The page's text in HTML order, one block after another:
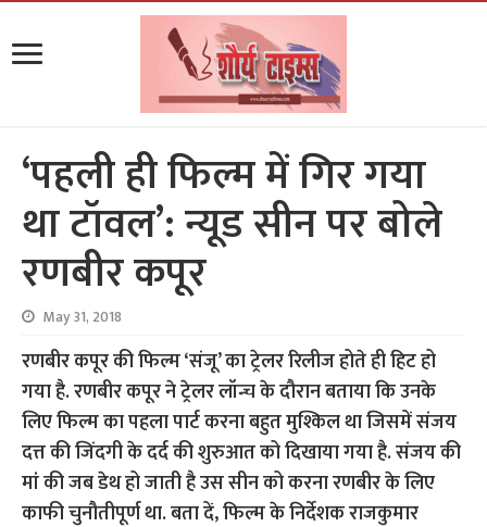
‘पहली ही फिल्म में गिर गया
था टॉवल’: न्यूड सीन पर बोले
रणबीर कपूर
May 31, 2018
रणबीर कपूर की फिल्म ‘संजू’ का ट्रेलर रिलीज होते ही हिट हो
गया है. रणबीर कपूर ने ट्रेलर लॉन्च के दौरान बताया कि उनके
लिए फिल्म का पहला पार्ट करना बहुत मुश्किल था जिसमें संजय
दत्त की जिंदगी के दर्द की शुरुआत को दिखाया गया है. संजय की
मां की जब डेथ हो जाती है उस सीन को करना रणबीर के लिए
काफी चुनौतीपूर्ण था. बता दें, फिल्म के निर्देशक राजकुमार